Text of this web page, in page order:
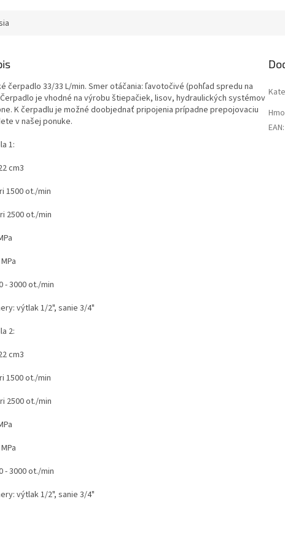
čerpadlo 33/33 L/min. Smer otáčania: ľavotočivé (pohľad spredu na
je vhodné na výrobu štiepačiek, lisov, hydraulických systémov
K čerpadlu je možné doobjednať pripojenia prípadne prepojovaciu
v našej ponuke.
1:
cm3
1500 ot./min
ot./min
- 3000 ot./min
výtlak 1/2", sanie 3/4"
2:
cm3
1500 ot./min
ot./min
- 3000 ot./min
výtlak 1/2", sanie 3/4"
EAN: